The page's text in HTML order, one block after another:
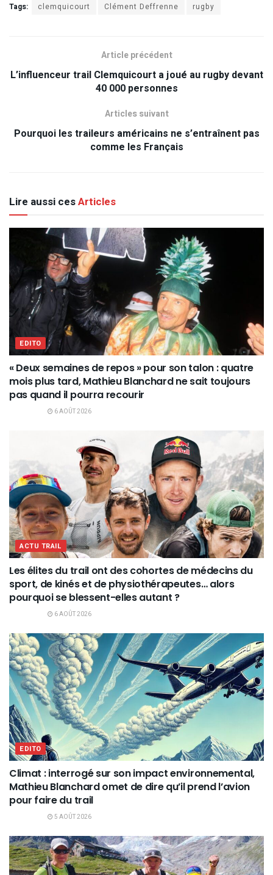
Tags: clemquicourt Clément Deffrenne rugby
Article précédent
L’influenceur trail Clemquicourt a joué au rugby devant
40 000 personnes
Articles suivant
Pourquoi les traileurs américains ne s’entraînent pas
comme les Français
Lire aussi cesArticles
EDITO
« Deux semaines de repos » pour son talon : quatre
mois plus tard, Mathieu Blanchard ne sait toujours
pas quand il pourra recourir
6 AOÛT 2026
ACTU TRAIL
Les élites du trail ont des cohortes de médecins du
sport, de kinés et de physiothérapeutes… alors
pourquoi se blessent-elles autant ?
6 AOÛT 2026
EDITO
Climat : interrogé sur son impact environnemental,
Mathieu Blanchard omet de dire qu’il prend l’avion
pour faire du trail
5 AOÛT 2026